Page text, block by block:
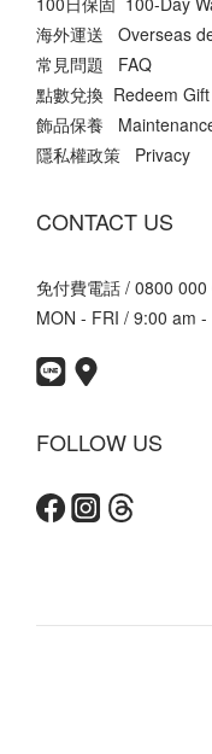
海外運送 Overseas
常見問題 FAQ
點數兌換 Redeem Gift
飾品保養
隱私權政策 Privacy
CONTACT US
免付費電話 / 0800
MON - FRI / 9:00 am
FOLLOW US